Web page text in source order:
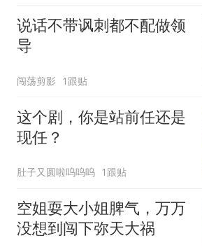
说话不带讽刺都不配做领
导
闯荡剪影 1跟贴
这个剧，你是站前任还是
现任？
肚子又圆啦呜呜呜 1跟贴
空姐耍大小姐脾气，万万
没想到闯下弥天大祸